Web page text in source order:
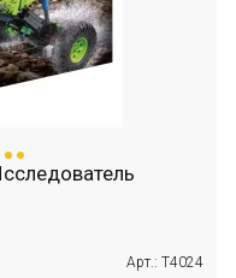
Арт.: T4024